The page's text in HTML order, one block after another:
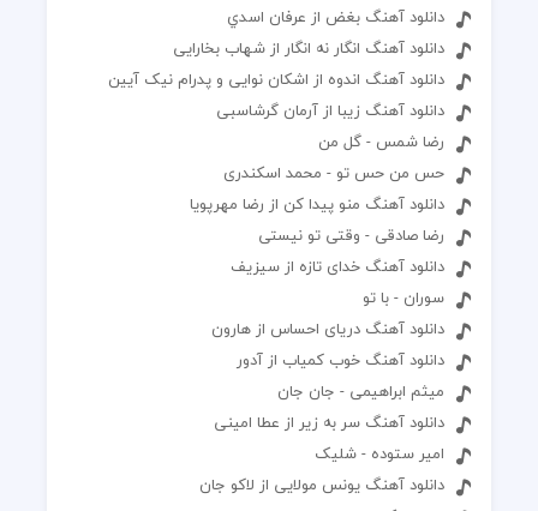
دانلود آهنگ بغض از عرفان اسدي
دانلود آهنگ انگار نه انگار از شهاب بخارایی
دانلود آهنگ اندوه از اشکان نوایی و پدرام نیک آیین
دانلود آهنگ زیبا از آرمان گرشاسبی
رضا شمس - گل من
حس من حس تو - محمد اسکندری
دانلود آهنگ منو پیدا کن از رضا مهرپویا
رضا صادقی - وقتی تو نیستی
دانلود آهنگ خدای تازه از سیزیف
سوران - با تو
دانلود آهنگ دریای احساس از هارون
دانلود آهنگ خوب کمیاب از آدور
میثم ابراهیمی - جان جان
دانلود آهنگ سر به زیر از عطا امینی
امیر ستوده - شلیک
دانلود آهنگ یونس مولایی از لاکو جان